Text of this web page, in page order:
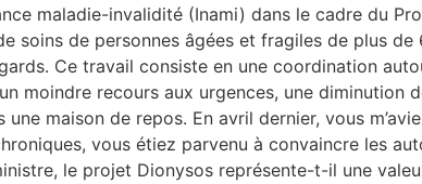
maladie-invalidité (Inami) dans le cadre du
soins de personnes âgées et fragiles de plus de
Ce travail consiste en une coordination
moindre recours aux urgences, une diminution
maison de repos. En avril dernier, vous
vous étiez parvenu à convaincre les
le projet Dionysos représente-t-il une